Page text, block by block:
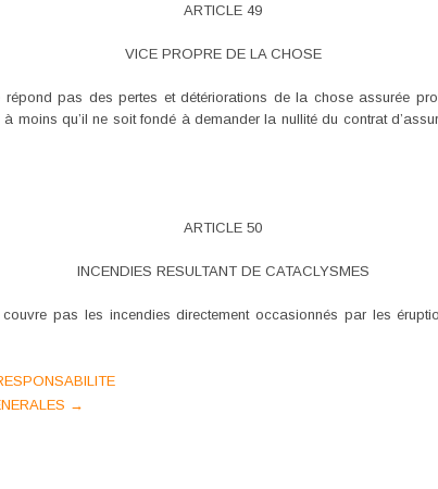
ARTICLE 49
VICE PROPRE DE LA CHOSE
répond pas des pertes et détériorations de la chose assurée
moins qu’il ne soit fondé à demander la nullité du contrat
ARTICLE 50
INCENDIES RESULTANT DE CATACLYSMES
couvre pas les incendies directement occasionnés par les
→